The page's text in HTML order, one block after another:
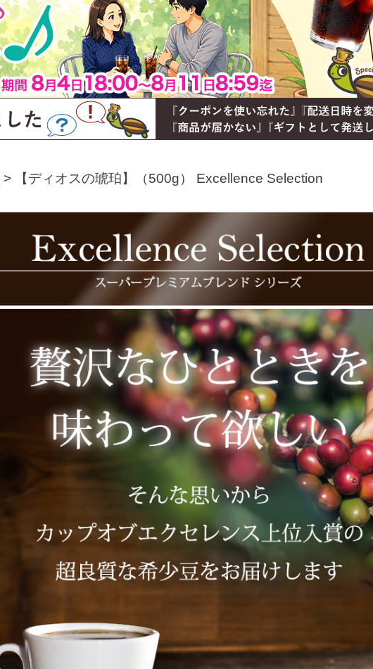
【ディオスの琥珀】（500g） Excellence Selection